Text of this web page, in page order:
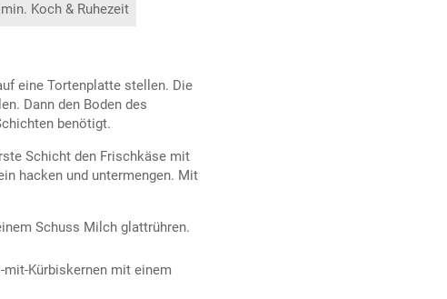
Koch & Ruhezeit
eine Tortenplatte stellen. Die
Dann den Boden des
benötigt.
Schicht den Frischkäse mit
hacken und untermengen. Mit
Schuss Milch glattrühren.
mit-Kürbiskernen mit einem